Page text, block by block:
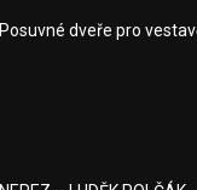
Posuvné dveře pro